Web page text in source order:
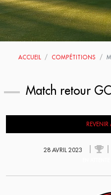
ACCUEIL COMPÉTITIONS
Match retour
REVENIR
28 AVRIL 2023